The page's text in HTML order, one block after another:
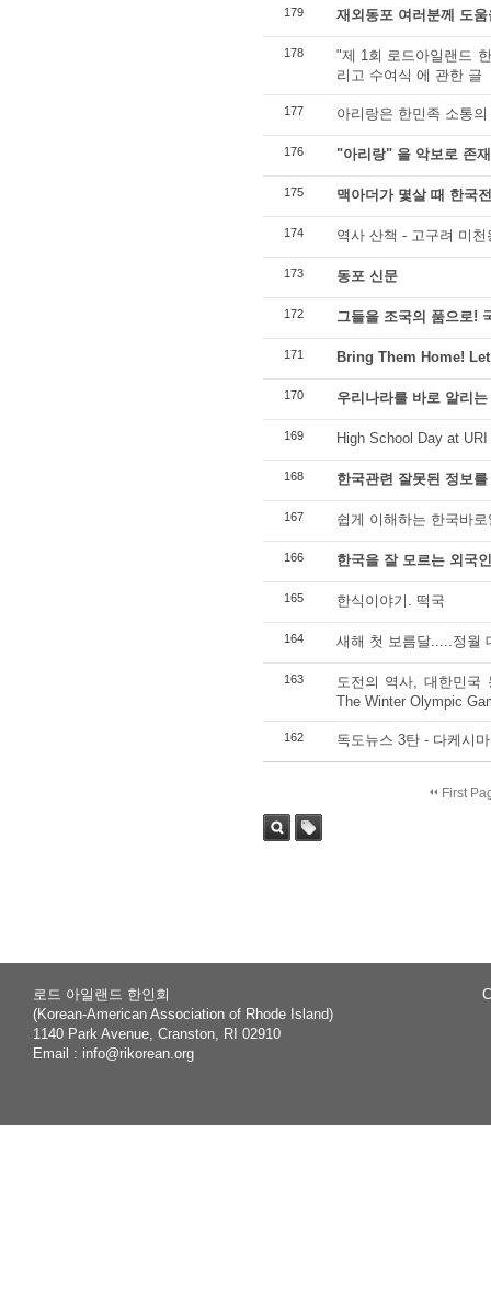
179 재외동포 여러분께 도
178
"제 1회 로드아일랜드
리고 수여식 에 관한 글
177 아리랑은 한민족 소통
176 "아리랑" 을 악보로 존
175 맥아더가 몇살 때 한국
174 역사 산책 - 고구려 미
173 동포 신문
172 그들을 조국의 품으로!
171 Bring Them Home!
170 우리나라를 바로 알리
169 High School Day at
168 한국관련 잘못된 정보
167 쉽게 이해하는 한국바
166 한국을 잘 모르는 외국
165 한식이야기. 떡국
164 새해 첫 보름달.....정월
163
도전의 역사, 대한민국
The Winter Olympic
162 독도뉴스 3탄 - 다케시
First
로드 아일랜드 한인회
(Korean-American Association of Rhode Island)
1140 Park Avenue, Cranston, RI 02910
Email : info@rikorean.org